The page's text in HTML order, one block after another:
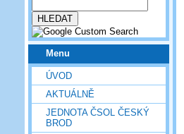
Menu
ÚVOD
AKTUÁLNĚ
JEDNOTA ČSOL ČESKÝ
BROD